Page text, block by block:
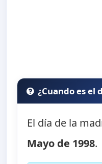
¿Cuando es el
El día de la
Mayo de 1998.